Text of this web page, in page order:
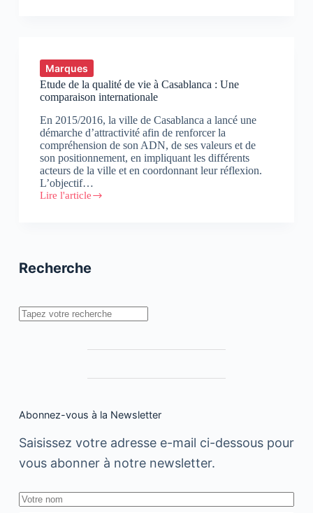
« Casawa »
Marques
Etude de la qualité de vie à Casablanca : Une
comparaison internationale
En 2015/2016, la ville de Casablanca a lancé une
démarche d’attractivité afin de renforcer la
compréhension de son ADN, de ses valeurs et de
son positionnement, en impliquant les différents
acteurs de la ville et en coordonnant leur réflexion.
L’objectif…
Lire l'article
Etude
à
Une
comparaison
Recherche
Rechercher
Abonnez-vous à la Newsletter
Saisissez votre adresse e-mail ci-dessous pour
vous abonner à notre newsletter.